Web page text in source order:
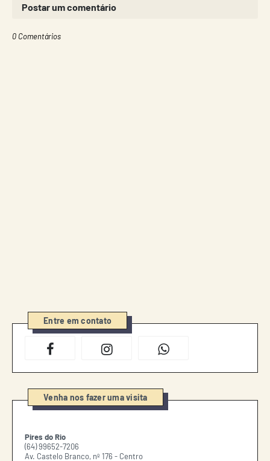
Postar um comentário
0 Comentários
Entre em contato
Venha nos fazer uma visita
Pires do Rio
(64) 99652-7206
Av. Castelo Branco, nº 176 - Centro